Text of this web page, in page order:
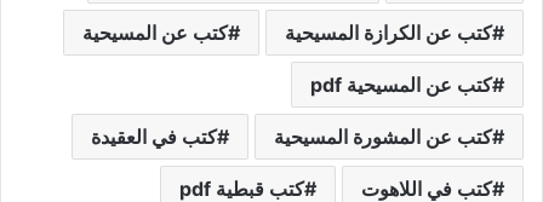
كتب عن الكرازة المسيحية كتب عن المسيحية
كتب عن المسيحية pdf
كتب عن المشورة المسيحية كتب في العقيدة
كتب في اللاهوت كتب قبطية pdf